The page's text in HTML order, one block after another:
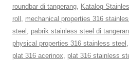
roundbar di tangerang, Katalog
roll , mechanical properties 316
steel , pabrik stainless steel di
physical properties 316 stainless steel ,
plat 316 acerinox, plat 316 stainless